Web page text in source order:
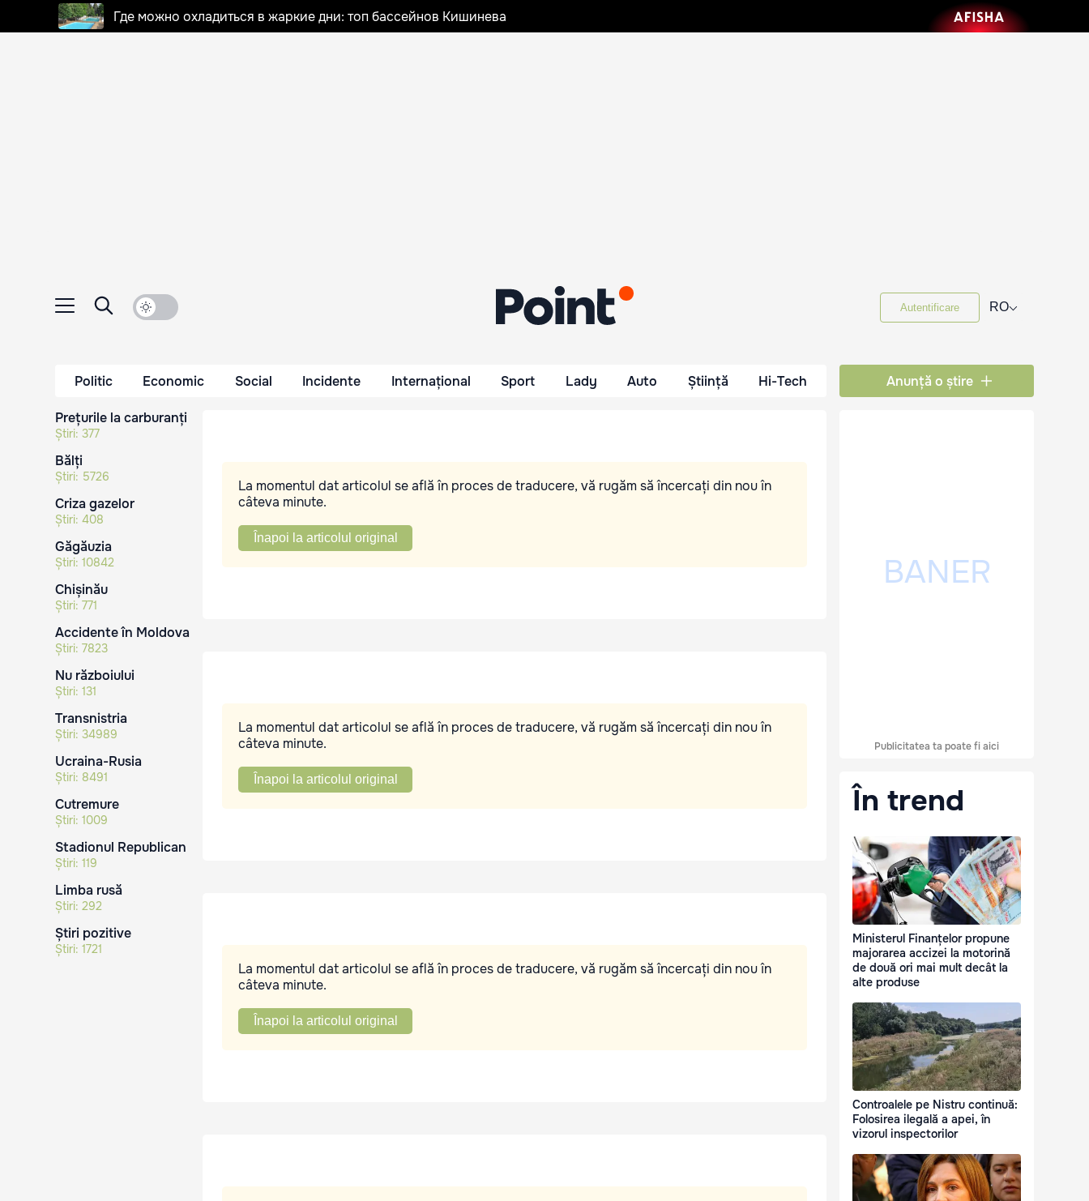
Где можно охладиться в жаркие дни: топ бассейнов Кишинева
Autentificare RO⌵
Politic Economic Social Incidente Internațional Sport Lady Auto Știință Hi-Tech Anunță o știre
Prețurile la carburanți
Știri: 377
Bălți
Știri: 5726
Criza gazelor
Știri: 408
Găgăuzia
Știri: 10842
Chișinău
Știri: 771
Accidente în Moldova
Știri: 7823
Nu războiului
Știri: 131
Transnistria
Știri: 34989
Ucraina-Rusia
Știri: 8491
Cutremure
Știri: 1009
Stadionul Republican
Știri: 119
Limba rusă
Știri: 292
Știri pozitive
Știri: 1721
La momentul dat articolul se află în proces de traducere, vă rugăm să încercați din nou în
câteva minute.
Înapoi la articolul original
La momentul dat articolul se află în proces de traducere, vă rugăm să încercați din nou în
câteva minute.
Înapoi la articolul original
La momentul dat articolul se află în proces de traducere, vă rugăm să încercați din nou în
câteva minute.
Înapoi la articolul original
Publicitatea ta poate fi aici
În trend
Ministerul Finanțelor propune
majorarea accizei la motorină
de două ori mai mult decât la
alte produse
Controalele pe Nistru continuă:
Folosirea ilegală a apei, în
vizorul inspectorilor